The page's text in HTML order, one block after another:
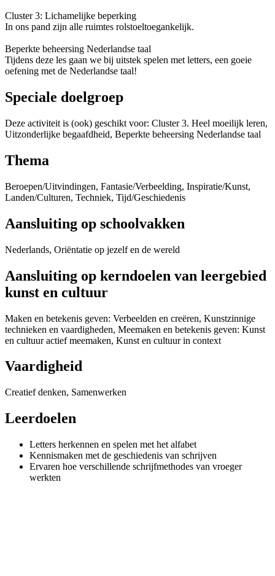
Cluster 3: Lichamelijke beperking
In ons pand zijn alle ruimtes rolstoeltoegankelijk.
Beperkte beheersing Nederlandse taal
Tijdens deze les gaan we bij uitstek spelen met letters, een goeie
oefening met de Nederlandse taal!
Speciale doelgroep
Deze activiteit is (ook) geschikt voor: Cluster 3. Heel moeilijk leren,
Uitzonderlijke begaafdheid, Beperkte beheersing Nederlandse taal
Thema
Beroepen/Uitvindingen, Fantasie/Verbeelding, Inspiratie/Kunst,
Landen/Culturen, Techniek, Tijd/Geschiedenis
Aansluiting op schoolvakken
Nederlands, Oriëntatie op jezelf en de wereld
Aansluiting op kerndoelen van leergebied
kunst en cultuur
Maken en betekenis geven: Verbeelden en creëren, Kunstzinnige
technieken en vaardigheden, Meemaken en betekenis geven: Kunst
en cultuur actief meemaken, Kunst en cultuur in context
Vaardigheid
Creatief denken, Samenwerken
Leerdoelen
Letters herkennen en spelen met het alfabet
Kennismaken met de geschiedenis van schrijven
Ervaren hoe verschillende schrijfmethodes van vroeger
werkten